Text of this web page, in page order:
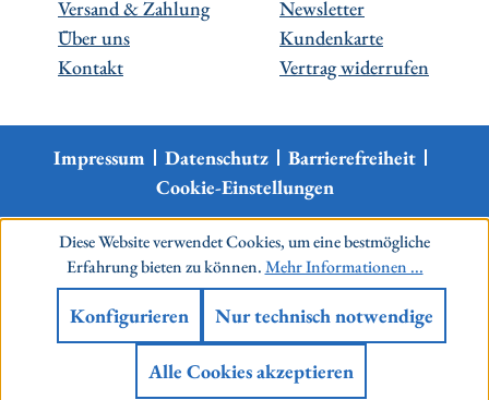
Versand & Zahlung
Über uns
Kontakt
Newsletter
Kundenkarte
Vertrag widerrufen
Impressum Datenschutz
Barrierefreiheit
Cookie-Einstellungen
Diese Website verwendet Cookies, um eine bestmögliche
Erfahrung bieten zu können.Mehr Informationen ...
Nur technisch notwendige
Konfigurieren
Alle Cookies akzeptieren